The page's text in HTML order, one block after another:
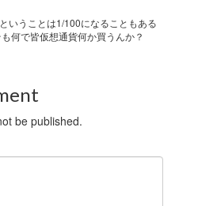
いうことは1/100になることもある
何で皆仮想通貨何か買うんか？
be published.